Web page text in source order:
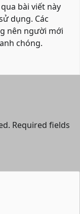
bài viết này
dụng. Các
nên người mới
chóng.
Required fields